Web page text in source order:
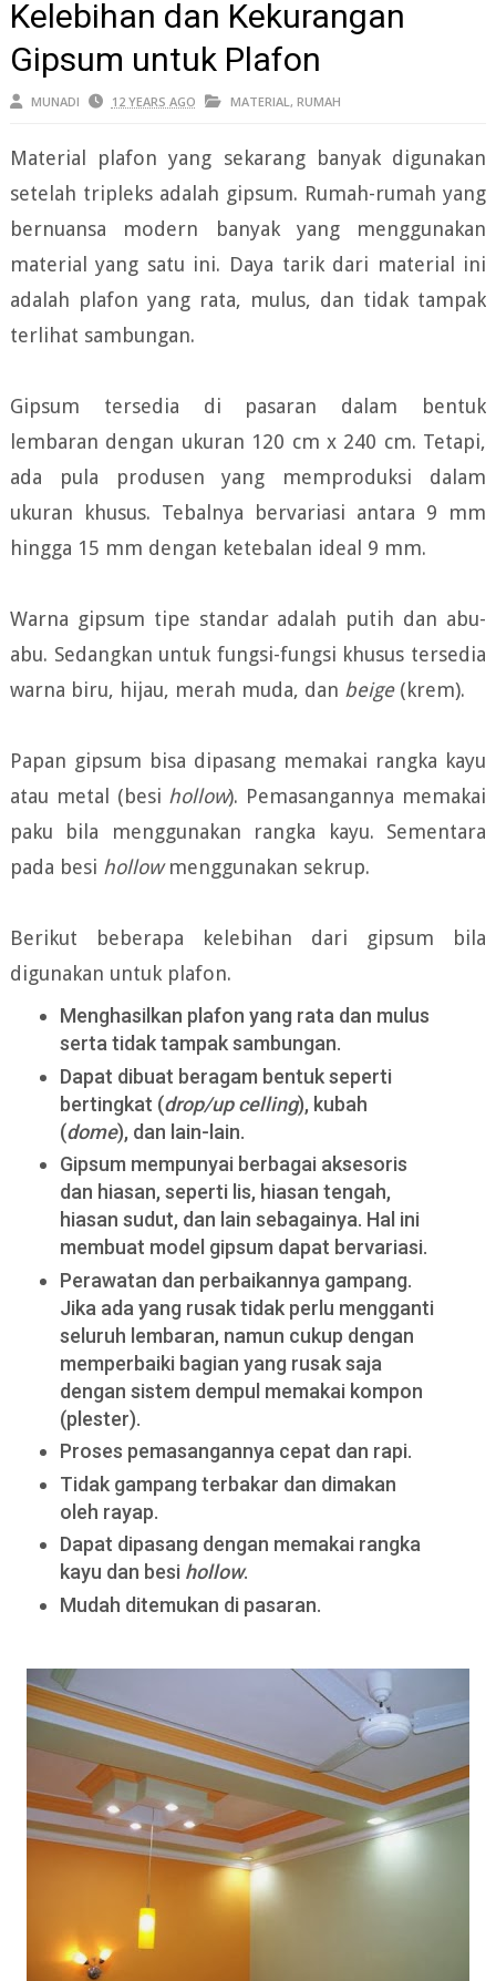
Kelebihan dan Kekurangan
Gipsum untuk Plafon
MUNADI 12 YEARS AGO MATERIAL, RUMAH
Material plafon yang sekarang banyak digunakan
setelah tripleks adalah gipsum. Rumah-rumah yang
bernuansa modern banyak yang menggunakan
material yang satu ini. Daya tarik dari material ini
adalah plafon yang rata, mulus, dan tidak tampak
terlihat sambungan.
Gipsum tersedia di pasaran dalam bentuk
lembaran dengan ukuran 120 cm x 240 cm. Tetapi,
ada pula produsen yang memproduksi dalam
ukuran khusus. Tebalnya bervariasi antara 9 mm
hingga 15 mm dengan ketebalan ideal 9 mm.
Warna gipsum tipe standar adalah putih dan abu-
abu. Sedangkan untuk fungsi-fungsi khusus tersedia
warna biru, hijau, merah muda, dan beige (krem).
Papan gipsum bisa dipasang memakai rangka kayu
atau metal (besi hollow). Pemasangannya memakai
paku bila menggunakan rangka kayu. Sementara
pada besi hollowmenggunakan sekrup.
Berikut beberapa kelebihan dari gipsum bila
digunakan untuk plafon.
Menghasilkan plafon yang rata dan mulus
serta tidak tampak sambungan.
Dapat dibuat beragam bentuk seperti
bertingkat (drop/up celling), kubah
(dome), dan lain-lain.
Gipsum mempunyai berbagai aksesoris
dan hiasan, seperti lis, hiasan tengah,
hiasan sudut, dan lain sebagainya. Hal ini
membuat model gipsum dapat bervariasi.
Perawatan dan perbaikannya gampang.
Jika ada yang rusak tidak perlu mengganti
seluruh lembaran, namun cukup dengan
memperbaiki bagian yang rusak saja
dengan sistem dempul memakai kompon
(plester).
Proses pemasangannya cepat dan rapi.
Tidak gampang terbakar dan dimakan
oleh rayap.
Dapat dipasang dengan memakai rangka
kayu dan besi hollow.
Mudah ditemukan di pasaran.